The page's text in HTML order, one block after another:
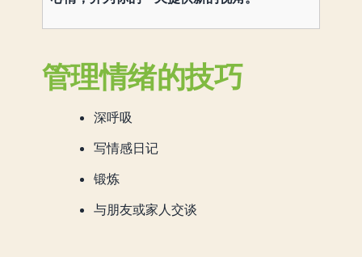
管理情绪的技巧
深呼吸
写情感日记
锻炼
与朋友或家人交谈